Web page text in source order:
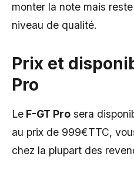
monter la note mais
niveau de qualité.
Prix et
Pro
Le F-GT Pro sera
au prix de 999€TTC,
chez la plupart des